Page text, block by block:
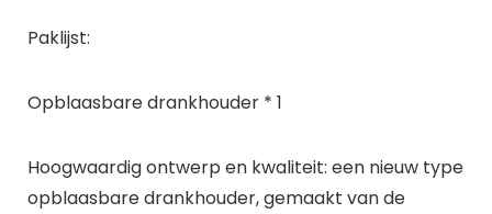
Paklijst:
Opblaasbare drankhouder * 1
Hoogwaardig ontwerp en kwaliteit: een nieuw type
opblaasbare drankhouder, gemaakt van de